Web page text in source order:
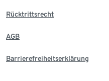
Rücktrittsrecht
AGB
Barrierefreiheitserklärung